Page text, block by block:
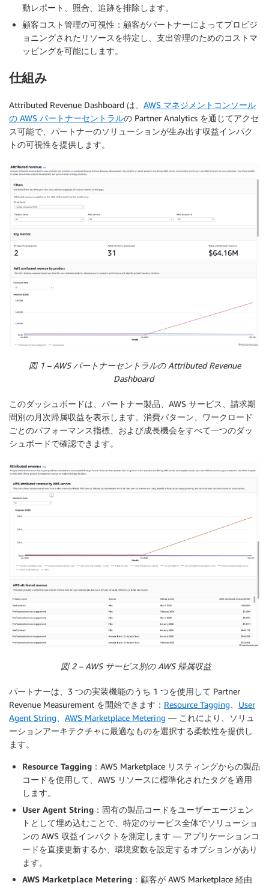
動レポート、照合、追跡を排除します。
顧客コスト管理の可視性 ：顧客がパートナーによってプロビジ
ョニングされたリソースを特定し、支出管理のためのコストマ
ッピングを可能にします。
仕組み
Attributed Revenue Dashboard は、 AWS マネジメントコンソール
の AWS パートナーセントラルの Partner Analytics を通じてアクセ
ス可能で、パートナーのソリューションが生み出す収益インパク
トの可視性を提供します。
図 1 – AWS パートナーセントラルの Attributed Revenue
Dashboard
このダッシュボードは、パートナー製品、AWS サービス、請求期
間別の月次帰属収益を表示します。消費パターン、ワークロード
ごとのパフォーマンス指標、および成長機会をすべて一つのダッ
シュボードで確認できます。
図 2 – AWS サービス別の AWS 帰属収益
パートナーは、3 つの実装機能のうち 1 つを使用して Partner
Revenue Measurement を開始できます： Resource Tagging
User
Agent String
AWS Marketplace Metering — これにより、ソリュ
ーションアーキテクチャに最適なものを選択する柔軟性を提供し
ます。
Resource Tagging ：AWS Marketplace リスティングからの製品
コードを使用して、AWS リソースに標準化されたタグを適用
します。
User Agent String ：固有の製品コードをユーザーエージェン
トとして埋め込むことで、特定のサービス全体でソリューショ
ンの AWS 収益インパクトを測定します — アプリケーションコ
ードを直接更新するか、環境変数を設定するオプションがあり
ます。
AWS Marketplace Metering ：顧客が AWS Marketplace 経由